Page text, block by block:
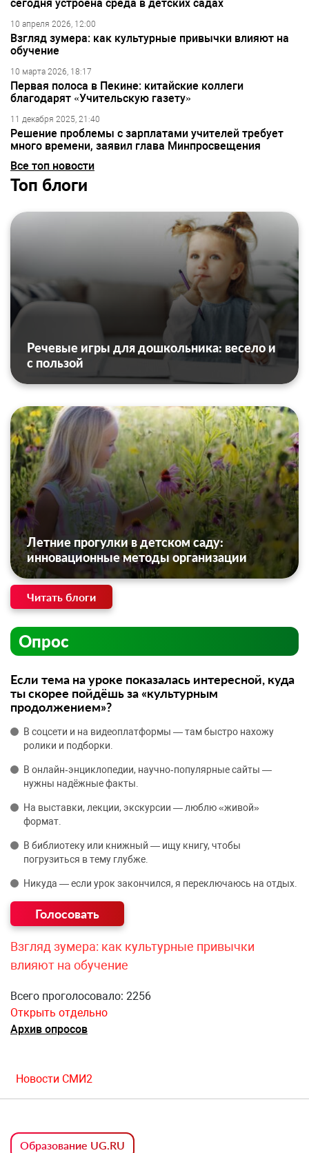
сегодня устроена среда в детских садах
10 апреля 2026, 12:00
Взгляд зумера: как культурные привычки влияют на
обучение
10 марта 2026, 18:17
Первая полоса в Пекине: китайские коллеги
благодарят «Учительскую газету»
11 декабря 2025, 21:40
Решение проблемы с зарплатами учителей требует
много времени, заявил глава Минпросвещения
Все топ новости
Топ блоги
Речевые игры для дошкольника: весело и
с пользой
Летние прогулки в детском саду:
инновационные методы организации
Читать блоги
Опрос
Если тема на уроке показалась интересной, куда
ты скорее пойдёшь за «культурным
продолжением»?
В соцсети и на видеоплатформы — там быстро нахожу
ролики и подборки.
В онлайн‑энциклопедии, научно‑популярные сайты —
нужны надёжные факты.
На выставки, лекции, экскурсии — люблю «живой»
формат.
В библиотеку или книжный — ищу книгу, чтобы
погрузиться в тему глубже.
Никуда — если урок закончился, я переключаюсь на отдых.
Взгляд зумера: как культурные привычки
влияют на обучение
Всего проголосовало: 2256
Открыть отдельно
Архив опросов
Новости СМИ2
Образование UG.RU